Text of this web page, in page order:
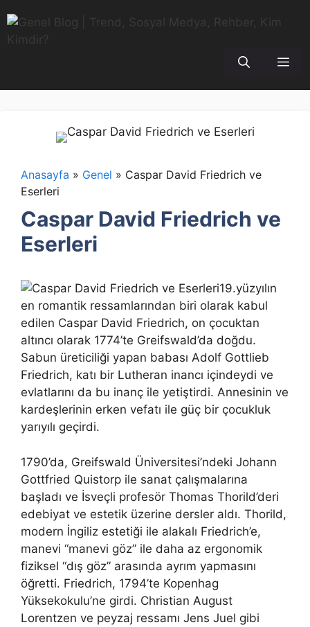
atla
Anasayfa » Genel » Caspar David Friedrich ve
Eserleri
Caspar David Friedrich ve
Eserleri
19.yüzyılın
en romantik ressamlarından biri olarak kabul
edilen Caspar David Friedrich, on çocuktan
altıncı olarak 1774’te Greifswald’da doğdu.
Sabun üreticiliği yapan babası Adolf Gottlieb
Friedrich, katı bir Lutheran inancı içindeydi ve
evlatlarını da bu inanç ile yetiştirdi. Annesinin ve
kardeşlerinin erken vefatı ile güç bir çocukluk
yarıyılı geçirdi.
1790’da, Greifswald Üniversitesi’ndeki Johann
Gottfried Quistorp ile sanat çalışmalarına
başladı ve İsveçli profesör Thomas Thorild’deri
edebiyat ve estetik üzerine dersler aldı. Thorild,
modern İngiliz estetiği ile alakalı Friedrich’e,
manevi “manevi göz” ile daha az ergonomik
fiziksel “dış göz” arasında ayrım yapmasını
öğretti. Friedrich, 1794’te Kopenhag
Yüksekokulu’ne girdi. Christian August
Lorentzen ve peyzaj ressamı Jens Juel gibi